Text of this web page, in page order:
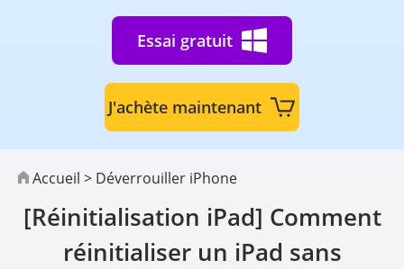
Essai gratuit
J'achète maintenant
Accueil > Déverrouiller iPhone
[Réinitialisation iPad] Comment
réinitialiser un iPad sans